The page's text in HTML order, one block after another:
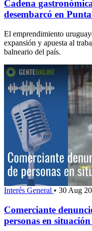
Cadena
desembarcó en
El emprendimiento
expansión y apuesta al
balneario del país.
Interés General • 30 Aug
Comerciante
personas en